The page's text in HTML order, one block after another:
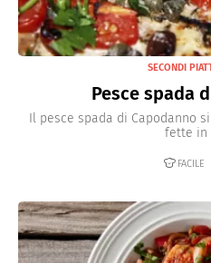
SECONDI
Pesce spada
Il pesce spada di Capodanno
fette in
FACILE